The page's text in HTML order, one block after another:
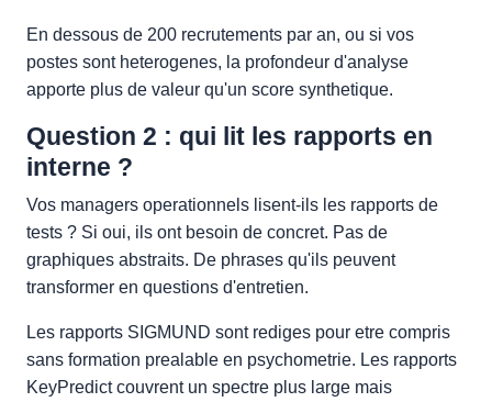
En dessous de 200 recrutements par an, ou si vos
postes sont heterogenes, la profondeur d'analyse
apporte plus de valeur qu'un score synthetique.
Question 2 : qui lit les rapports en
interne ?
Vos managers operationnels lisent-ils les rapports de
tests ? Si oui, ils ont besoin de concret. Pas de
graphiques abstraits. De phrases qu'ils peuvent
transformer en questions d'entretien.
Les rapports SIGMUND sont rediges pour etre compris
sans formation prealable en psychometrie. Les rapports
KeyPredict couvrent un spectre plus large mais